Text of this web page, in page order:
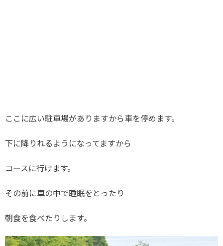
ここに広い駐車場がありますから車を停めます。
下に降りれるようになってますから
コースに行けます。
その前に車の中で睡眠をとったり
朝食を食べたりします。